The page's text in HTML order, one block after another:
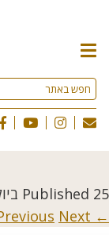
תפריט
האתר
Published 25 ביולי 2016
← Previous
Next →